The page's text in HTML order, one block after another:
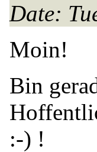
Date:
Moin!
Bin
:-) !